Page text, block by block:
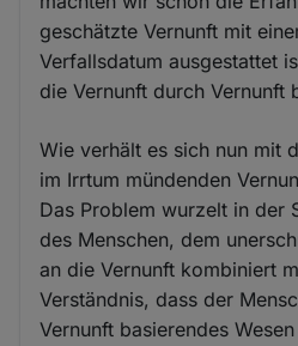
geschätzte Vernunft mit
Verfallsdatum ausgestattet
die Vernunft durch Vernunft
Wie verhält es sich nun mit
im Irrtum mündenden
Das Problem wurzelt in der
des Menschen, dem
an die Vernunft kombiniert
Verständnis, dass der
Vernunft basierendes